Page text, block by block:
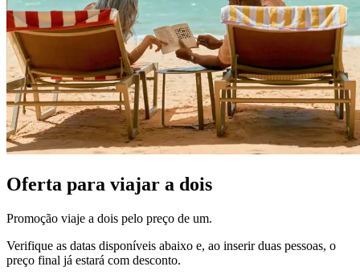
Oferta para viajar a dois
Promoção viaje a dois pelo preço de um.
Verifique as datas disponíveis abaixo e, ao inserir duas pessoas, o
preço final já estará com desconto.